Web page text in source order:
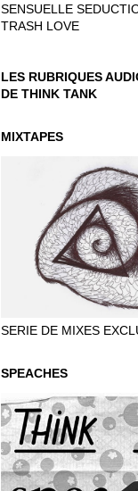
SENSUELLE
TRASH LOVE
LES RUBRIQUES
DE THINK TANK
MIXTAPES
SERIE DE MIXES
SPEACHES